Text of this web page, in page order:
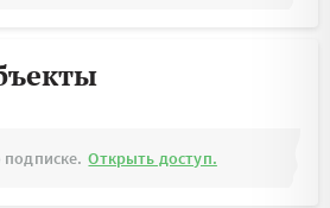
Открыть доступ.